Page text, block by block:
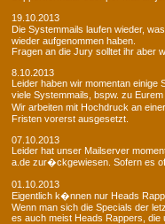
19.10.2013
Die Systemmails laufen wieder,
wieder aufgenommen haben.
Fragen an die Jury solltet ihr aber
8.10.2013
Leider haben wir momentan einige
viele Systemmails, bspw. zu
Wir arbeiten mit Hochdruck an
Fristen vorerst ausgesetzt.
07.10.2013
Leider hat unser Mailserver
a.de zur�ckgewiesen. Sofern es
01.10.2013
Eigentlich k�nnen nur Heads
Wenn man sich die Specials der
es auch meist Heads Rappers, die